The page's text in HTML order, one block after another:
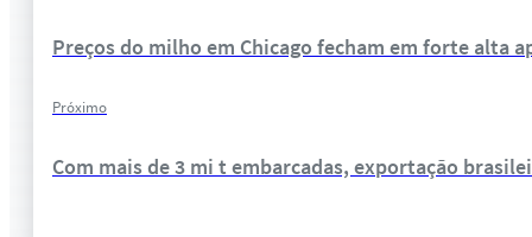
Preços do milho em Chicago fecham em forte alta
Próximo
Com mais de 3 mi t embarcadas, exportação